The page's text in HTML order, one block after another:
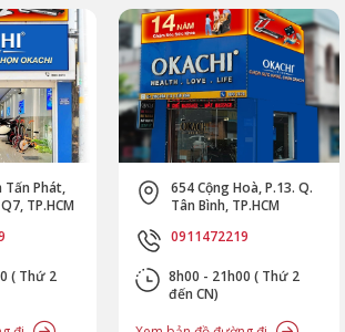
Phát,
TP.HCM
Thứ 2
654 Cộng Hoà, P.13. Q.
Tân Bình, TP.HCM
0911472219
8h00 - 21h00 ( Thứ 2
đến CN)